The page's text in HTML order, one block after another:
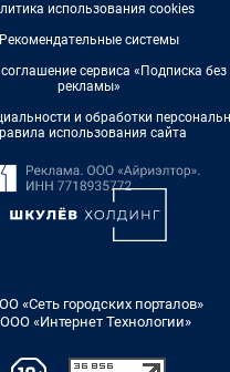
использования cookies
Рекомендательные системы
сервиса «Подписка
рекламы»
и обработки
использования сайта
«Сеть городских порталов»
«Интернет Технологии»